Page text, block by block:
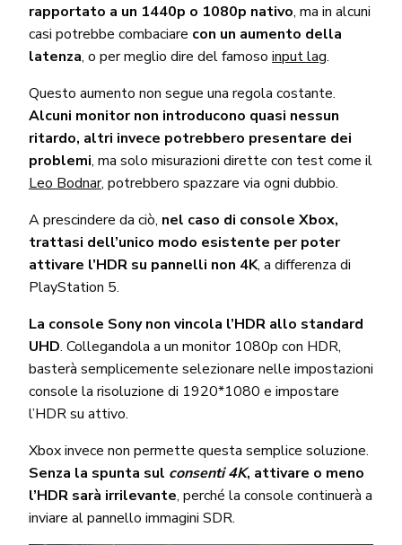
rapportato a un 1440p o 1080p nativo, ma in alcuni
casi potrebbe combaciare con un aumento della
latenza, o per meglio dire del famosoinput lag.
Questo aumento non segue una regola costante.
Alcuni monitor non introducono quasi nessun
ritardo, altri invece potrebbero presentare dei
problemi, ma solo misurazioni dirette con test come il
Leo Bodnar, potrebbero spazzare via ogni dubbio.
A prescindere da ciò, nel caso di console Xbox,
trattasi dell’unico modo esistente per poter
attivare l’HDR su pannelli non 4K, a differenza di
PlayStation 5.
La console Sony non vincola l’HDR allo standard
UHD. Collegandola a un monitor 1080p con HDR,
basterà semplicemente selezionare nelle impostazioni
console la risoluzione di 1920*1080 e impostare
l’HDR su attivo.
Xbox invece non permette questa semplice soluzione.
Senza la spunta sul consenti 4K, attivare o meno
l’HDR sarà irrilevante, perché la console continuerà a
inviare al pannello immagini SDR.